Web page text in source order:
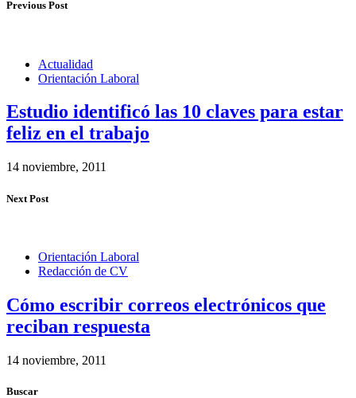
Previous Post
Actualidad
Orientación Laboral
Estudio identificó las 10 claves para estar
feliz en el trabajo
14 noviembre, 2011
Next Post
Orientación Laboral
Redacción de CV
Cómo escribir correos electrónicos que
reciban respuesta
14 noviembre, 2011
Buscar